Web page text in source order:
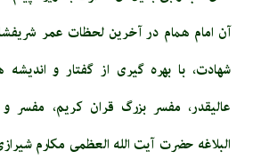
آن امام همام در آخرین لحظات عمر
شهادت، با بهره گیری از گفتار و
عالیقدر، مفسر بزرگ قران کریم، مفسر
البلاغه حضرت آیت الله العظمی مکارم